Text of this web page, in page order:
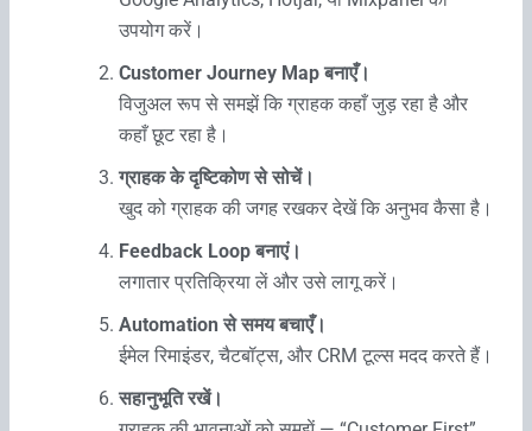
उपयोग करें।
Customer Journey Map बनाएँ।
विजुअल रूप से समझें कि ग्राहक कहाँ जुड़ रहा है और
कहाँ छूट रहा है।
ग्राहक के दृष्टिकोण से सोचें।
खुद को ग्राहक की जगह रखकर देखें कि अनुभव कैसा है।
Feedback Loop बनाएं।
लगातार प्रतिक्रिया लें और उसे लागू करें।
Automation से समय बचाएँ।
ईमेल रिमाइंडर, चैटबॉट्स, और CRM टूल्स मदद करते हैं।
सहानुभूति रखें।